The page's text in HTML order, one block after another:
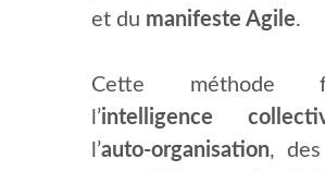
et du manifeste Agile.
Cette méthode
l’intelligence
l’auto-organisation,